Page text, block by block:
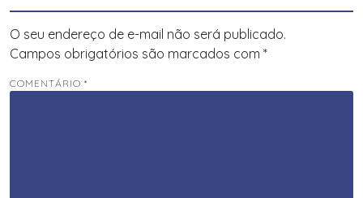
O seu endereço de e-mail não será publicado.
Campos obrigatórios são marcados com *
COMENTÁRIO *